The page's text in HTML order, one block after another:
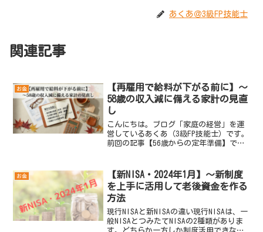
あくあ＠3級FP技能士
関連記事
お金
【再雇用で給料が下がる前に】～
58歳の収入減に備える家計の見直
し
こんにちは。ブログ「家庭の経営」を運
営しているあくあ（3級FP技能士）です。
前回の記事【56歳からの定年準備】で
した。今回はその中でも、多くのサラリ
ーマンにとって最初の...
お金
【新NISA・2024年1月】～新制度
を上手に活用して老後資金を作る
方法
現行NISAと新NISAの違い現行NISAは、一
般NISAとつみたてNISAの2種類がありま